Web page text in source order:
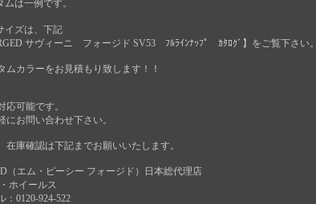
は一例です。
イズは、下記
サヴィーニ フォージド SV53 ﾌﾙﾗｲﾝﾅｯﾌﾟ ｶﾀﾛｸﾞ】をご覧下さい
ムカラーをお見積もり致します！！
応可能です。
にお問い合わせ下さい。
在庫確認は下記までお願いいたします。
（エム・ピーシー フォージド）日本総代理店
ホイールス
：0120-924-522